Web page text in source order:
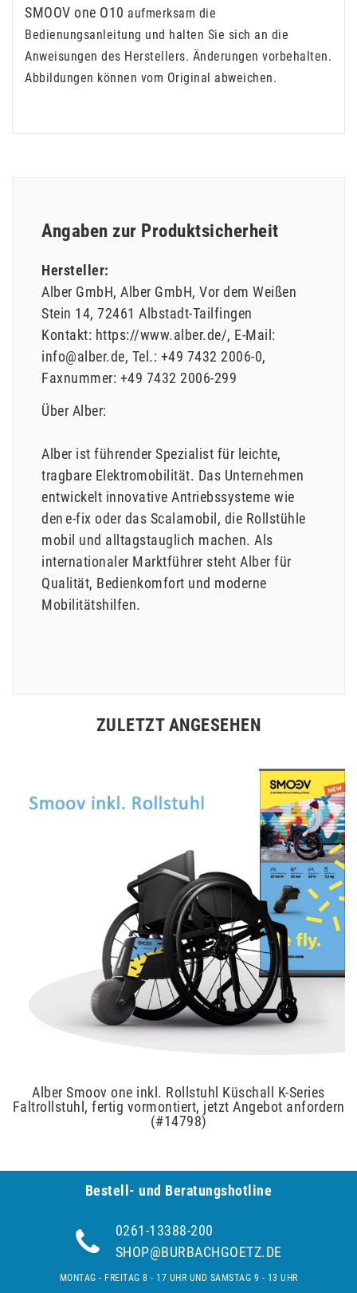
SMOOV one O10 aufmerksam die
Bedienungsanleitung und halten Sie sich an die
Anweisungen des Herstellers. Änderungen vorbehalten.
Abbildungen können vom Original abweichen.
Angaben zur Produktsicherheit
Hersteller:
Alber GmbH Alber GmbH Vor dem Weißen
Stein 14 72461 Albstadt-Tailfingen
Kontakt: https://www.alber.de/ E-Mail:
info@alber.de Tel.: +49 7432 2006-0
Faxnummer: +49 7432 2006-299
Über Alber:
Alber ist führender Spezialist für leichte,
tragbare Elektromobilität. Das Unternehmen
entwickelt innovative Antriebssysteme wie
den e-fix oder das Scalamobil, die Rollstühle
mobil und alltagstauglich machen. Als
internationaler Marktführer steht Alber für
Qualität, Bedienkomfort und moderne
Mobilitätshilfen.
ZULETZT ANGESEHEN
Alber Smoov one inkl. Rollstuhl Küschall K-Series
Faltrollstuhl, fertig vormontiert, jetzt Angebot anfordern
(#14798)
Bestell- und Be­ra­tungs­hot­line
0261-13388-200
SHOP@BURBACHGOETZ.DE
MONTAG - FREITAG 8 - 17 UHR UND SAMSTAG 9 - 13 UHR